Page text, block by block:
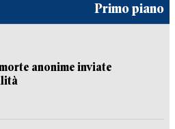
Primo piano
anonime inviate